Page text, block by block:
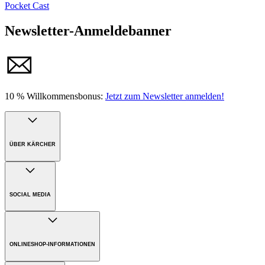
Pocket Cast
Newsletter-Anmeldebanner
10 % Willkommensbonus: Jetzt zum Newsletter anmelden!
ÜBER KÄRCHER
Unternehmen
Nachhaltigkeit
SOCIAL MEDIA
ONLINESHOP-INFORMATIONEN